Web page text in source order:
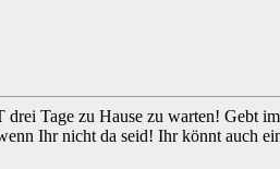
Tage zu Hause zu warten! Gebt
Ihr nicht da seid! Ihr könnt auch